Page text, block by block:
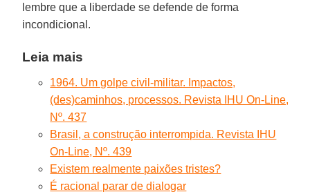
lembre que a liberdade se defende de forma
incondicional.
Leia mais
1964. Um golpe civil-militar. Impactos,
(des)caminhos, processos. Revista IHU On-Line,
Nº. 437
Brasil, a construção interrompida. Revista IHU
On-Line, Nº. 439
Existem realmente paixões tristes?
É racional parar de dialogar